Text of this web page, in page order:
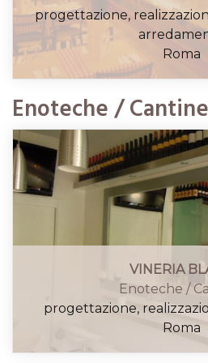
progettazione,
Roma
Enoteche / Cantine
VINERIA
Enoteche /
progettazione,
Roma
progettazione,